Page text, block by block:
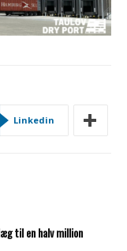
Linkedin
til en halv million